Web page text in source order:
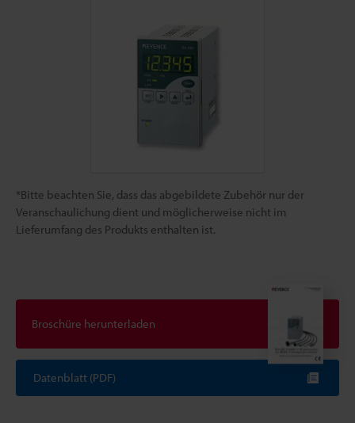
*Bitte beachten Sie, dass das abgebildete Zubehör nur der
Veranschaulichung dient und möglicherweise nicht im
Lieferumfang des Produkts enthalten ist.
Broschüre herunterladen
Datenblatt (PDF)